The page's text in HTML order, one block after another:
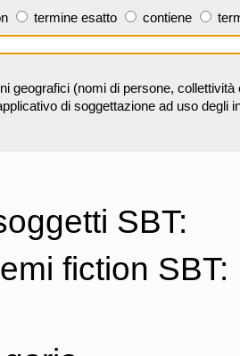
termine esatto contiene
geografici (nomi di persone,
di soggettazione ad uso degli
SBT:
fiction SBT: